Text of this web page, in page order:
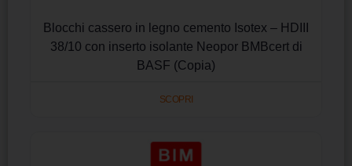
Blocchi cassero in legno cemento Isotex – HDIII
38/10 con inserto isolante Neopor BMBcert di
BASF (Copia)
SCOPRI